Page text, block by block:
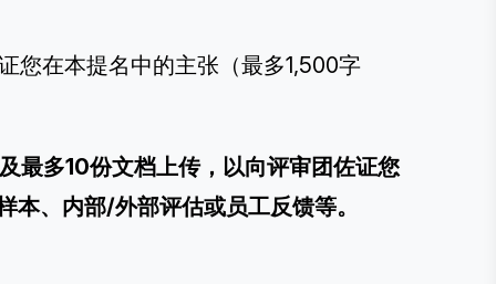
您在本提名中的主张（最多1,500字
最多10份文档上传，以向评审团佐证您
、内部/外部评估或员工反馈等。